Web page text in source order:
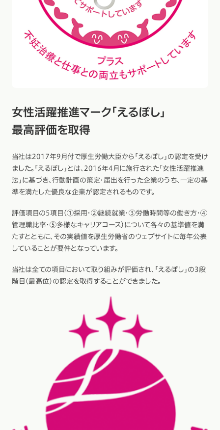
女性活躍推進マーク「えるぼし」
最高評価を取得
当社は2017年9月付で厚生労働大臣から「えるぼし」の認定を受け
ました。「えるぼし」とは、2016年4月に施行された「女性活躍推進
法」に基づき、行動計画の策定・届出を行った企業のうち、一定の基
準を満たした優良な企業が認定されるものです。
評価項目の5項目（①採用・②継続就業・③労働時間等の働き方・④
管理職比率・⑤多様なキャリアコース）について各々の基準値を満
たすとともに、その実績値を厚生労働省のウェブサイトに毎年公表
していることが要件となっています。
当社は全ての項目において取り組みが評価され、「えるぼし」の3段
階目(最高位)の認定を取得することができました。